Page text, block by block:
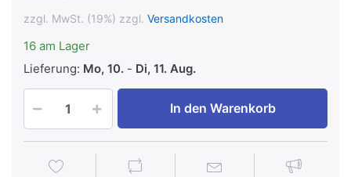
zzgl. MwSt. (19%) zzgl. Versandkosten
16 am Lager
Lieferung: Mo, 10. - Di, 11. Aug.
In den Warenkorb